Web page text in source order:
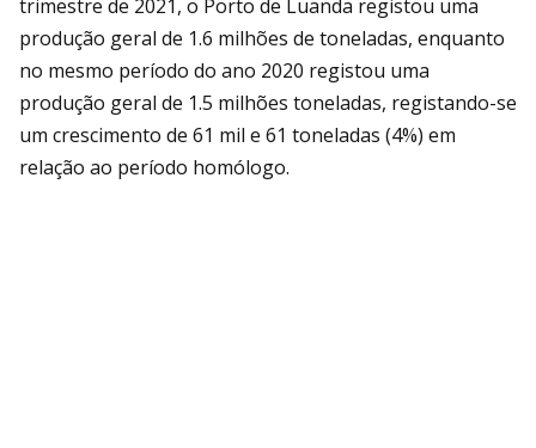
trimestre de 2021, o Porto de Luanda registou uma
produção geral de 1.6 milhões de toneladas, enquanto
no mesmo período do ano 2020 registou uma
produção geral de 1.5 milhões toneladas, registando-se
um crescimento de 61 mil e 61 toneladas (4%) em
relação ao período homólogo.